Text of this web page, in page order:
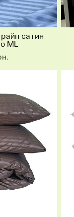
сатин
ML